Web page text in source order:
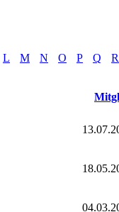
L M N O P Q
R